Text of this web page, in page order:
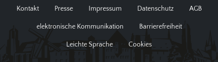
Kontakt Presse Impressum Datenschutz AGB
elektronische Kommunikation Barrierefreiheit
Leichte Sprache Cookies